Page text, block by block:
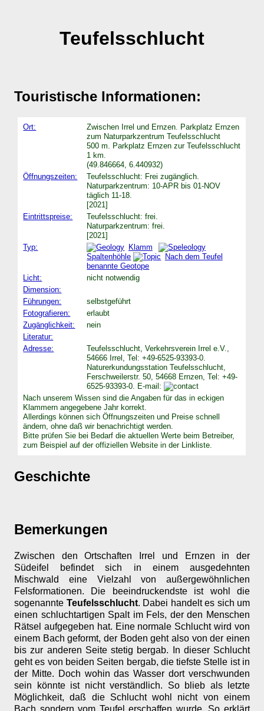
Teufelsschlucht
Touristische Informationen:
Ort:
Zwischen Irrel und Ernzen. Parkplatz Ernzen
zum Naturparkzentrum Teufelsschlucht
500 m. Parkplatz Ernzen zur Teufelsschlucht
1 km.
(49.846664, 6.440932)
Öffnungszeiten:
Teufelsschlucht: Frei zugänglich.
Naturparkzentrum: 10-APR bis 01-NOV
täglich 11-18.
[2021]
Eintrittspreise:
Teufelsschlucht: frei.
Naturparkzentrum: frei.
[2021]
Typ:
Klamm
Spaltenhöhle
Nach dem Teufel
benannte Geotope
Licht:
nicht notwendig
Dimension:
Führungen:
selbstgeführt
Fotografieren:
erlaubt
Zugänglichkeit:
nein
Literatur:
Adresse:
Teufelsschlucht, Verkehrsverein Irrel e.V.,
54666 Irrel, Tel: +49-6525-93393-0.
Naturerkundungsstation Teufelsschlucht,
Ferschweilerstr. 50, 54668 Ernzen, Tel: +49-
6525-93393-0. E-mail:
Nach unserem Wissen sind die Angaben für das in eckigen
Klammern angegebene Jahr korrekt.
Allerdings können sich Öffnungszeiten und Preise schnell
ändern, ohne daß wir benachrichtigt werden.
Bitte prüfen Sie bei Bedarf die aktuellen Werte beim Betreiber,
zum Beispiel auf der offiziellen Website in der Linkliste.
Geschichte
Bemerkungen
Zwischen den Ortschaften Irrel und Ernzen in der
Südeifel befindet sich in einem ausgedehnten
Mischwald eine Vielzahl von außergewöhnlichen
Felsformationen. Die beeindruckendste ist wohl die
sogenannte Teufelsschlucht. Dabei handelt es sich um
einen schluchtartigen Spalt im Fels, der den Menschen
Rätsel aufgegeben hat. Eine normale Schlucht wird von
einem Bach geformt, der Boden geht also von der einen
bis zur anderen Seite stetig bergab. In dieser Schlucht
geht es von beiden Seiten bergab, die tiefste Stelle ist in
der Mitte. Doch wohin das Wasser dort verschwunden
sein könnte ist nicht verständlich. So blieb als letzte
Möglichkeit, daß die Schlucht wohl nicht von einem